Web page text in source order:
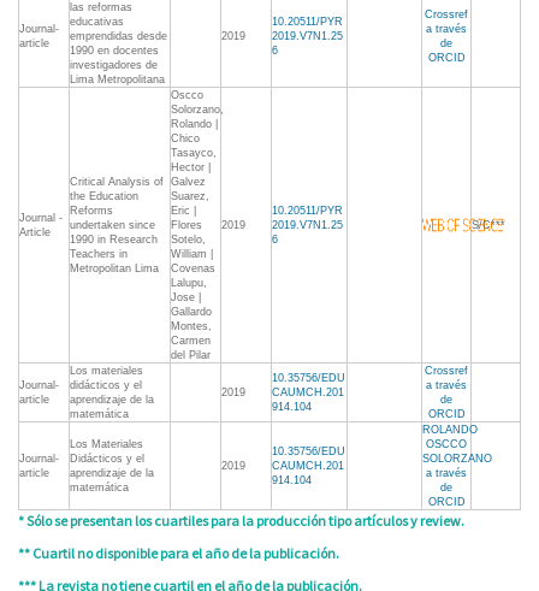
Journal-
article
las reformas
educativas
emprendidas desde
1990 en docentes
investigadores de
Lima Metropolitana
2019
10.20511/PYR
2019.V7N1.25
6
Crossref
a través
de
ORCID
Journal -
Article
Critical Analysis of
the Education
Reforms
undertaken since
1990 in Research
Teachers in
Metropolitan Lima
Oscco
Solorzano,
Rolando |
Chico
Tasayco,
Hector |
Galvez
Suarez,
Eric |
Flores
Sotelo,
William |
Covenas
Lalupu,
Jose |
Gallardo
Montes,
Carmen
del Pilar
2019
10.20511/PYR
2019.V7N1.25
6
S/C***
Journal-
article
Los materiales
didácticos y el
aprendizaje de la
matemática
2019
10.35756/EDU
CAUMCH.201
914.104
Crossref
a través
de
ORCID
Journal-
article
Los Materiales
Didácticos y el
aprendizaje de la
matemática
2019
10.35756/EDU
CAUMCH.201
914.104
ROLANDO
OSCCO
SOLORZANO
a través
de
ORCID
* Sólo se presentan los cuartiles para la producción tipo artículos y review.
** Cuartil no disponible para el año de la publicación.
*** La revista no tiene cuartil en el año de la publicación.